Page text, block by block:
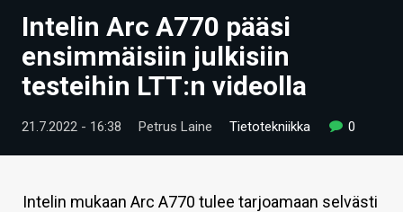
UUTISET
ARTIKKELIT
VIDEOT
TECHBBS
TIETOA
Intelin Arc A770 pääsi
ensimmäisiin julkisiin
testeihin LTT:n videolla
21.7.2022 - 16:38 Petrus Laine Tietotekniikka 0
Intelin mukaan Arc A770 tulee tarjoamaan selvästi